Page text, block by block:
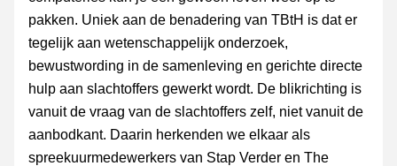
pakken. Uniek aan de benadering van TBtH is dat er
tegelijk aan wetenschappelijk onderzoek,
bewustwording in de samenleving en gerichte directe
hulp aan slachtoffers gewerkt wordt. De blikrichting is
vanuit de vraag van de slachtoffers zelf, niet vanuit de
aanbodkant. Daarin herkenden we elkaar als
spreekuurmedewerkers van Stap Verder en The